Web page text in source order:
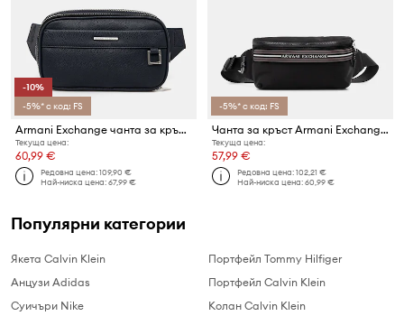
-10%
-5%* с код: FS
Armani Exchange чанта за кръста мъжка
Текуща цена:
60,99 €
Редовна цена:109,90 €
Най-ниска цена:67,99 €
-5%* с код: FS
Чанта за кръст Armani Exchange
Текуща цена:
57,99 €
Редовна цена:102,21 €
Най-ниска цена:60,99 €
Популярни категории
Якета Calvin Klein
Анцузи Adidas
Суичъри Nike
Портфейл Tommy Hilfiger
Портфейл Calvin Klein
Колан Calvin Klein